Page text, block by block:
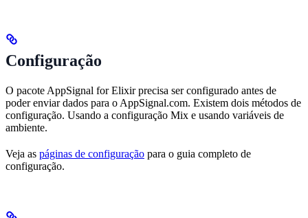
Configuração
O pacote AppSignal for Elixir precisa ser configurado antes de
poder enviar dados para o AppSignal.com. Existem dois métodos de
configuração. Usando a configuração Mix e usando variáveis de
ambiente.
Veja as páginas de configuração para o guia completo de
configuração.